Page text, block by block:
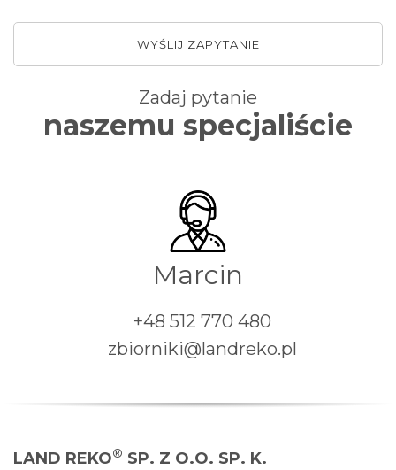
WYŚLIJ ZAPYTANIE
Zadaj pytanie
naszemu specjaliście
Marcin
+48 512 770 480
zbiorniki@landreko.pl
LAND REKO® SP. Z O.O. SP. K.